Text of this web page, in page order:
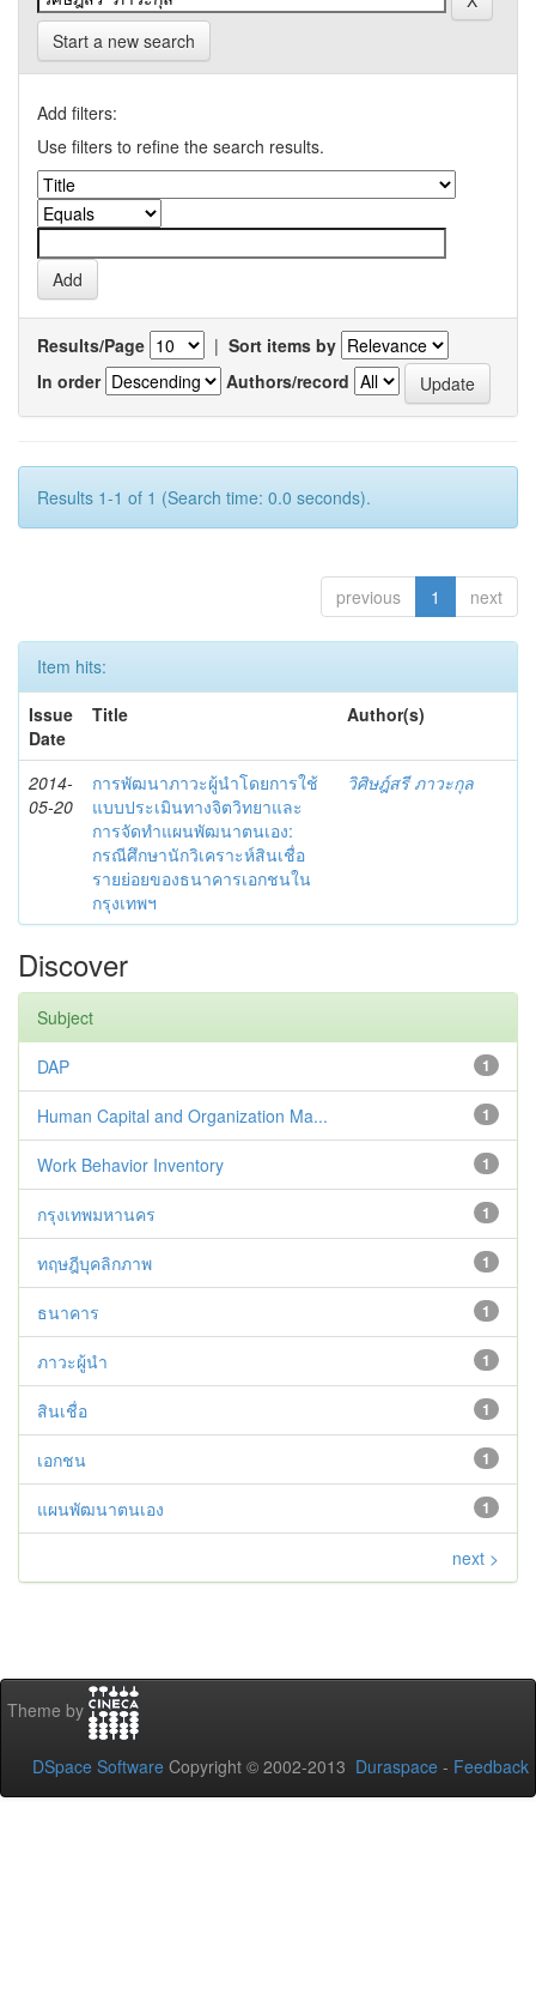
Start a new search
Add filters:
Use filters to refine the search results.
Results/Page | Sort items by
In order
Authors/record
Results 1-1 of 1 (Search time: 0.0 seconds).
previous 1 next
Item hits:
Issue
Date
Title Author(s)
2014-
05-20
การพัฒนาภาวะผู้นำโดยการใช้
แบบประเมินทางจิตวิทยาและ
การจัดทำแผนพัฒนาตนเอง:
กรณีศึกษานักวิเคราะห์สินเชื่อ
รายย่อยของธนาคารเอกชนใน
กรุงเทพฯ
วิศิษฎ์สรี ภาวะกุล
Discover
Subject
1
DAP
1
Human Capital and Organization Ma...
1
Work Behavior Inventory
1
กรุงเทพมหานคร
1
ทฤษฎีบุคลิกภาพ
1
ธนาคาร
1
ภาวะผู้นำ
1
สินเชื่อ
1
เอกชน
1
แผนพัฒนาตนเอง
next >
Theme by
DSpace Software Copyright © 2002-2013 Duraspace - Feedback